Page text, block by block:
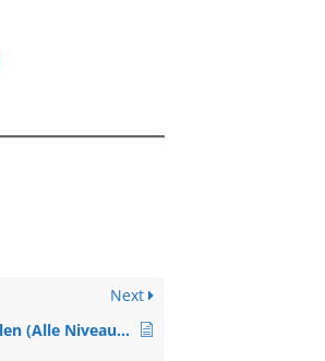
Next
Lernlandkarten erstellen (Alle Niveaus, Veranstaltung)